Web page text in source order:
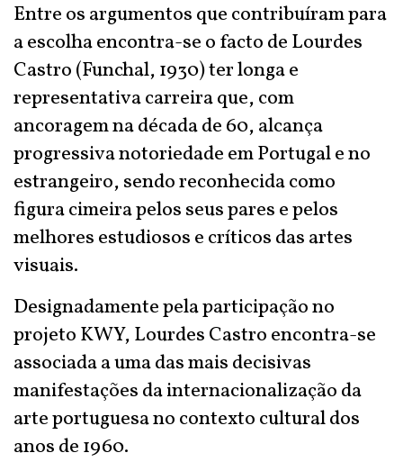
Entre os argumentos que contribuíram para
a escolha encontra-se o facto de Lourdes
Castro (Funchal, 1930) ter longa e
representativa carreira que, com
ancoragem na década de 60, alcança
progressiva notoriedade em Portugal e no
estrangeiro, sendo reconhecida como
figura cimeira pelos seus pares e pelos
melhores estudiosos e críticos das artes
visuais.
Designadamente pela participação no
projeto KWY, Lourdes Castro encontra-se
associada a uma das mais decisivas
manifestações da internacionalização da
arte portuguesa no contexto cultural dos
anos de 1960.